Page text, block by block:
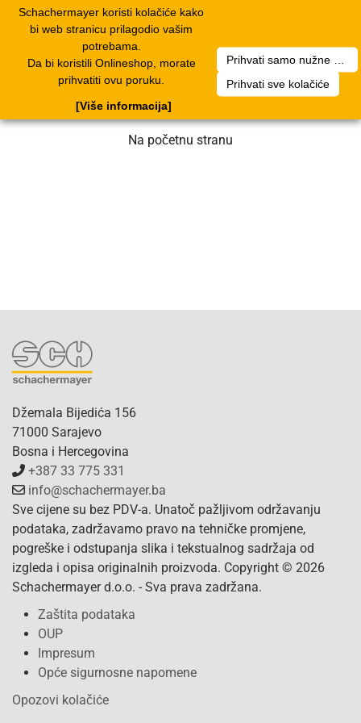
Schachermayer koristi kolačiće kako
bi web stranicu prilagodio vašim
potrebama.
Da bi koristili Onlineshop, morate
prihvatiti ovu poruku.
Prihvati sve kolačiće
[Više informacija]
Nažalost, došlo je do greške. Naš tim
radi na rješenju. Molimo za strpljenje.
Na početnu stranu
Džemala Bijedića 156
71000 Sarajevo
Bosna i Hercegovina
+387 33 775 331
info@schachermayer.ba
Sve cijene su bez PDV-a. Unatoč pažljivom održavanju
podataka, zadržavamo pravo na tehničke promjene,
pogreške i odstupanja slika i tekstualnog sadržaja od
izgleda i opisa originalnih proizvoda. Copyright © 2026
Schachermayer d.o.o. - Sva prava zadržana.
Zaštita podataka
OUP
Impresum
Opće sigurnosne napomene
Opozovi kolačiće